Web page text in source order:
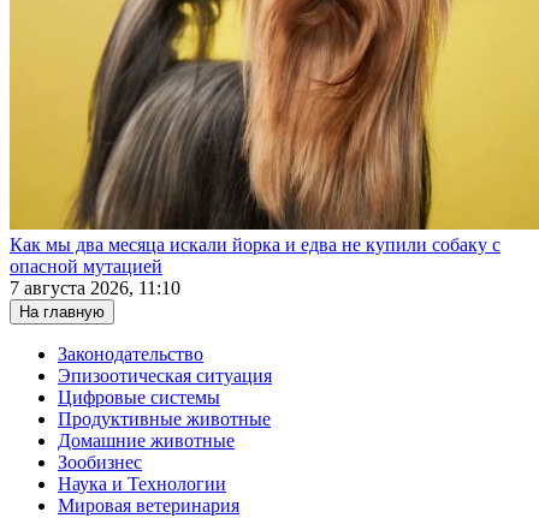
Как мы два месяца искали йорка и едва не купили собаку с
опасной мутацией
7 августа 2026, 11:10
На главную
Законодательство
Эпизоотическая ситуация
Цифровые системы
Продуктивные животные
Домашние животные
Зообизнес
Наука и Технологии
Мировая ветеринария